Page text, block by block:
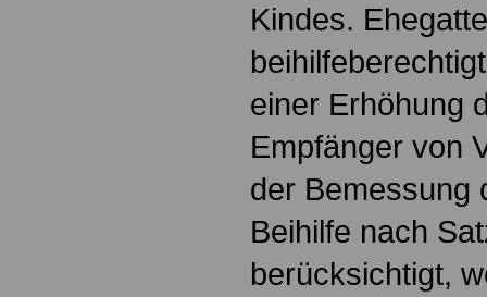
Kindes.
einer Erhöhung
Empfänger von
der Bemessung
Beihilfe nach
berücksichtigt,